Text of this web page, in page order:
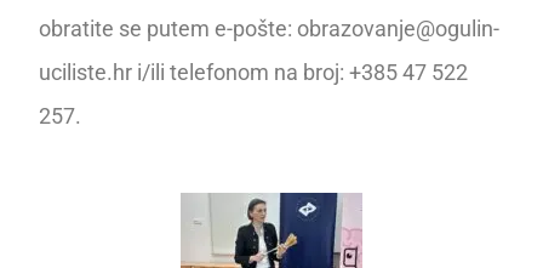
obratite se putem e-pošte: obrazovanje@ogulin-
uciliste.hr i/ili telefonom na broj: +385 47 522
257.